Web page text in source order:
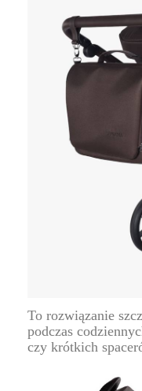
To rozwiązanie
podczas
czy krótkich